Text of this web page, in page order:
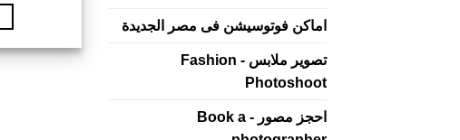
اماكن فوتوسيشن فى مصر الجديدة
تصوير ملابس - Fashion
Photoshoot
احجز مصور - Book a